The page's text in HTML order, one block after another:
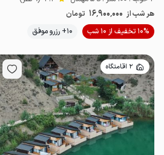
هر شب از 16٬900٬000 تومان
10% تخفیف از 10 شب
10+ رزرو موفق
2 اقامتگاه